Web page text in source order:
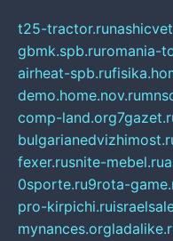
t25-tractor.ru
gbmk.spb.ruromania-
airheat-spb.ru
demo.home.nov.ru
comp-land.org
fexer.rusnite-mebel.ru
0sporte.ru9rota-
pro-kirpichi.ru
mynances.org